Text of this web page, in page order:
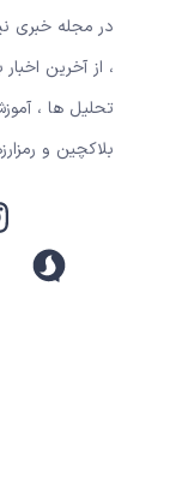
در مجله خبری
، از آخرین
تحلیل ها ،
بلاکچین و